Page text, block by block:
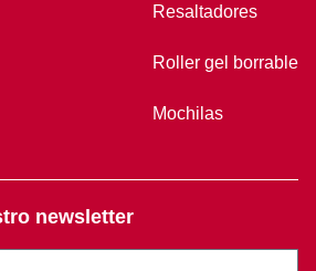
Resaltadores
Roller gel borrable
Mochilas
newsletter